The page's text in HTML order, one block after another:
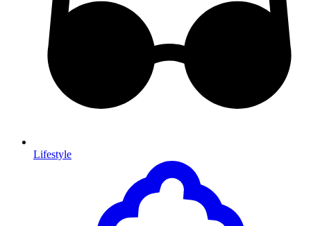
Lifestyle